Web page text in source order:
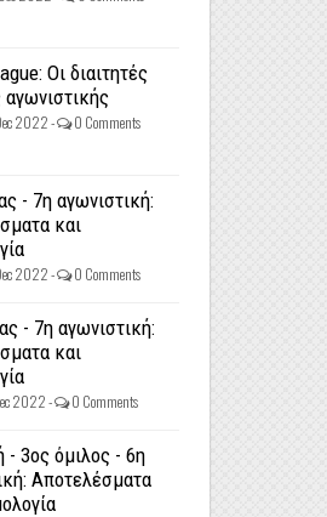
Οι διαιτητές
2022 - 0 Comments
- 7η αγωνιστική:
και
2022 - 0 Comments
- 7η αγωνιστική:
και
2022 - 0 Comments
- 3ος όμιλος - 6η
Αποτελέσματα